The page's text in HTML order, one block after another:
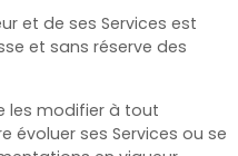
et de ses Services est
et sans réserve des
les modifier à tout
ses Services ou se